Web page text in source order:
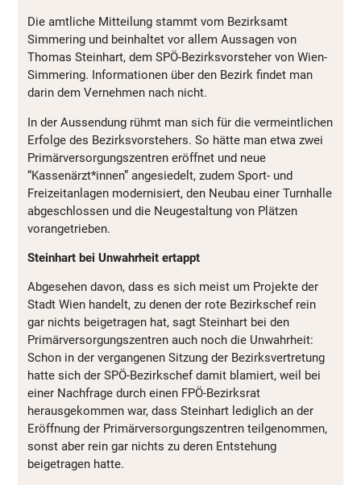
Die amtliche Mitteilung stammt vom Bezirksamt
Simmering und beinhaltet vor allem Aussagen von
Thomas Steinhart, dem SPÖ-Bezirksvorsteher von Wien-
Simmering. Informationen über den Bezirk findet man
darin dem Vernehmen nach nicht.
In der Aussendung rühmt man sich für die vermeintlichen
Erfolge des Bezirksvorstehers. So hätte man etwa zwei
Primärversorgungszentren eröffnet und neue
“Kassenärzt*innen” angesiedelt, zudem Sport- und
Freizeitanlagen modernisiert, den Neubau einer Turnhalle
abgeschlossen und die Neugestaltung von Plätzen
vorangetrieben.
Steinhart bei Unwahrheit ertappt
Abgesehen davon, dass es sich meist um Projekte der
Stadt Wien handelt, zu denen der rote Bezirkschef rein
gar nichts beigetragen hat, sagt Steinhart bei den
Primärversorgungszentren auch noch die Unwahrheit:
Schon in der vergangenen Sitzung der Bezirksvertretung
hatte sich der SPÖ-Bezirkschef damit blamiert, weil bei
einer Nachfrage durch einen FPÖ-Bezirksrat
herausgekommen war, dass Steinhart lediglich an der
Eröffnung der Primärversorgungszentren teilgenommen,
sonst aber rein gar nichts zu deren Entstehung
beigetragen hatte.